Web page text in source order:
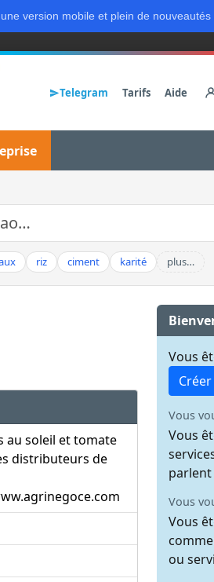
version mobile et plein de nouveautés
Telegram Tarifs Aide
riz ciment karité plus…
au soleil et tomate
distributeurs de
Vous
Vous
Vous
parlent
Vous
Vous
ou